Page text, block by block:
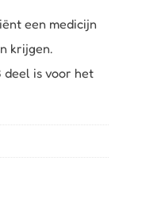
een medicijn
krijgen.
is voor het